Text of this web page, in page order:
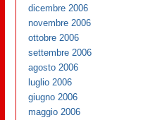
dicembre 2006
novembre 2006
ottobre 2006
settembre 2006
agosto 2006
luglio 2006
giugno 2006
maggio 2006